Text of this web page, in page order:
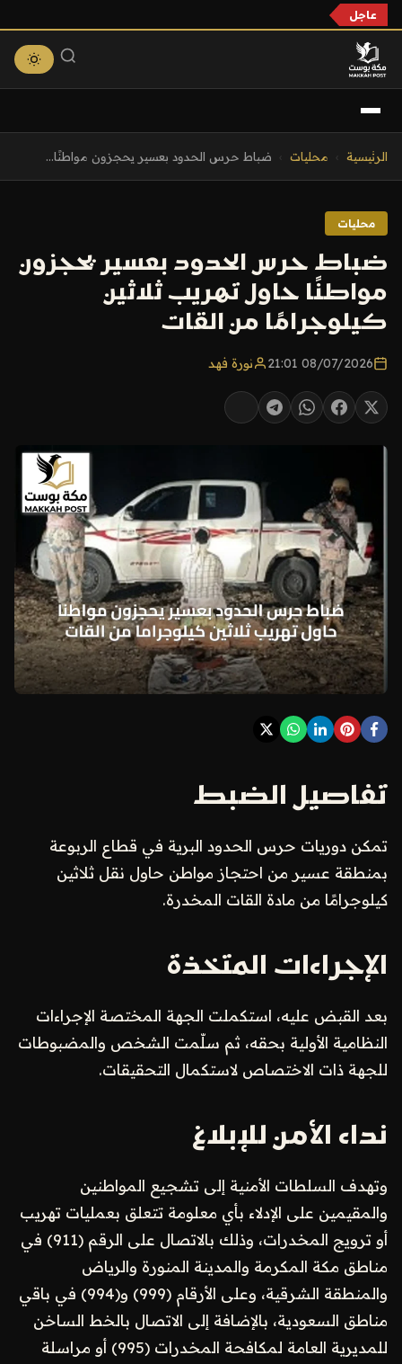
عاجل
الرئيسية محليات ضباط حرس الحدود بعسير يحجزون مواطنًا...
محليات
ضباط حرس الحدود بعسير يحجزون
مواطنًا حاول تهريب ثلاثين
كيلوجرامًا من القات
08/07/2026 21:01 نورة فهد
تفاصيل الضبط
تمكن دوريات حرس الحدود البرية في قطاع الربوعة
بمنطقة عسير من احتجاز مواطن حاول نقل ثلاثين
كيلوجرامًا من مادة القات المخدرة.
الإجراءات المتخذة
بعد القبض عليه، استكملت الجهة المختصة الإجراءات
النظامية الأولية بحقه، ثم سلّمت الشخص والمضبوطات
للجهة ذات الاختصاص لاستكمال التحقيقات.
نداء الأمن للإبلاغ
وتهدف السلطات الأمنية إلى تشجيع المواطنين
والمقيمين على الإدلاء بأي معلومة تتعلق بعمليات تهريب
أو ترويج المخدرات، وذلك بالاتصال على الرقم (911) في
مناطق مكة المكرمة والمدينة المنورة والرياض
والمنطقة الشرقية، وعلى الأرقام (999) و(994) في باقي
مناطق السعودية، بالإضافة إلى الاتصال بالخط الساخن
للمديرية العامة لمكافحة المخدرات (995) أو مراسلة